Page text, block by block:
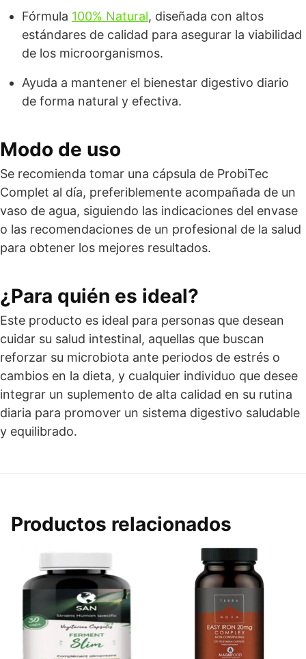
Fórmula 100% Natural, diseñada con altos
estándares de calidad para asegurar la viabilidad
de los microorganismos.
Ayuda a mantener el bienestar digestivo diario
de forma natural y efectiva.
Modo de uso
Se recomienda tomar una cápsula de ProbiTec
Complet al día, preferiblemente acompañada de un
vaso de agua, siguiendo las indicaciones del envase
o las recomendaciones de un profesional de la salud
para obtener los mejores resultados.
¿Para quién es ideal?
Este producto es ideal para personas que desean
cuidar su salud intestinal, aquellas que buscan
reforzar su microbiota ante periodos de estrés o
cambios en la dieta, y cualquier individuo que desee
integrar un suplemento de alta calidad en su rutina
diaria para promover un sistema digestivo saludable
y equilibrado.
Productos relacionados